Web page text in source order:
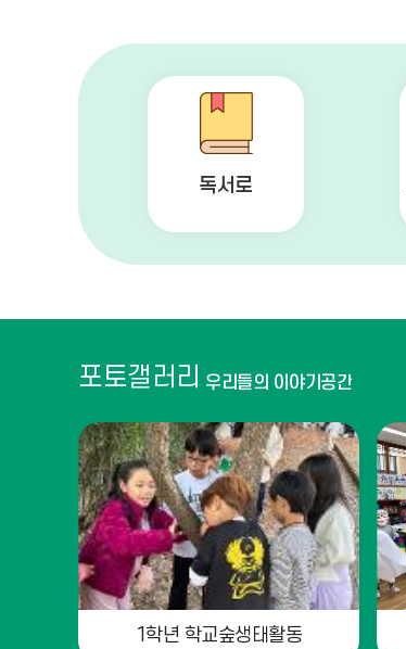
독서로
포토갤러리 우리들의 이야기공간
1학년 학교숲생태활동